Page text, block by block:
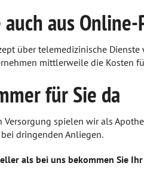
auch aus
über telemedizinische
mittlerweile die Kosten
für Sie da
Versorgung spielen wir als
dringenden Anliegen.
als bei uns bekommen Sie